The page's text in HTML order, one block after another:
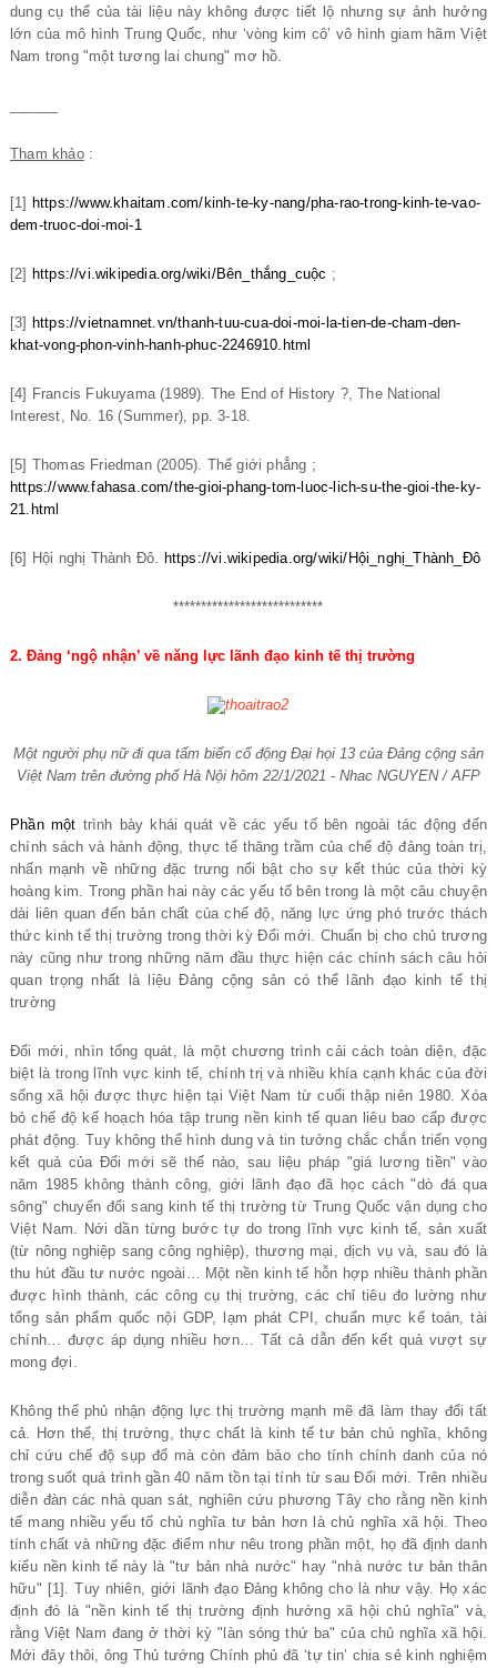
dung cụ thể của tài liệu này không được tiết lộ nhưng sự ảnh hưởng
lớn của mô hình Trung Quốc, như ‘vòng kim cô’ vô hình giam hãm Việt
Nam trong "một tương lai chung" mơ hồ.
Tham khảo:
[1] https://www.khaitam.com/kinh-te-ky-nang/pha-rao-trong-kinh-te-vao-
dem-truoc-doi-moi-1
[2] https://vi.wikipedia.org/wiki/Bên_thắng_cuộc ;
[3] https://vietnamnet.vn/thanh-tuu-cua-doi-moi-la-tien-de-cham-den-
khat-vong-phon-vinh-hanh-phuc-2246910.html
[4] Francis Fukuyama (1989). The End of History ?, The National
Interest, No. 16 (Summer), pp. 3-18.
[5] Thomas Friedman (2005). Thế giới phẳng ;
https://www.fahasa.com/the-gioi-phang-tom-luoc-lich-su-the-gioi-the-ky-
21.html
[6] Hội nghị Thành Đô. https://vi.wikipedia.org/wiki/Hội_nghị_Thành_Đô
***************************
2. Đảng ‘ngộ nhận’ về năng lực lãnh đạo kinh tế thị trường
Một người phụ nữ đi qua tấm biển cổ động Đại họi 13 của Đảng cộng sản
Việt Nam trên đường phố Hà Nội hôm 22/1/2021 - Nhac NGUYEN / AFP
Phần một trình bày khái quát về các yếu tố bên ngoài tác động đến
chính sách và hành động, thực tế thăng trầm của chế độ đảng toàn trị,
nhấn mạnh về những đặc trưng nổi bật cho sự kết thúc của thời kỳ
hoàng kim. Trong phần hai này các yếu tố bên trong là một câu chuyện
dài liên quan đến bản chất của chế độ, năng lực ứng phó trước thách
thức kinh tế thị trường trong thời kỳ Đổi mới. Chuẩn bị cho chủ trương
này cũng như trong những năm đầu thực hiện các chính sách câu hỏi
quan trọng nhất là liệu Đảng cộng sản có thể lãnh đạo kinh tế thị
trường
Đổi mới, nhìn tổng quát, là một chương trình cải cách toàn diện, đặc
biệt là trong lĩnh vực kinh tế, chính trị và nhiều khía cạnh khác của đời
sống xã hội được thực hiện tại Việt Nam từ cuối thập niên 1980. Xóa
bỏ chế độ kế hoạch hóa tập trung nền kinh tế quan liêu bao cấp được
phát động. Tuy không thể hình dung và tin tưởng chắc chắn triển vọng
kết quả của Đổi mới sẽ thế nào, sau liệu pháp "giá lương tiền" vào
năm 1985 không thành công, giới lãnh đạo đã học cách "dò đá qua
sông" chuyển đổi sang kinh tế thị trường từ Trung Quốc vận dụng cho
Việt Nam. Nới dần từng bước tự do trong lĩnh vực kinh tế, sản xuất
(từ nông nghiệp sang công nghiệp), thương mại, dịch vụ và, sau đó là
thu hút đầu tư nước ngoài… Một nền kinh tế hỗn hợp nhiều thành phần
được hình thành, các công cụ thị trường, các chỉ tiêu đo lường như
tổng sản phẩm quốc nội GDP, lạm phát CPI, chuẩn mực kế toán, tài
chính… được áp dụng nhiều hơn… Tất cả dẫn đến kết quả vượt sự
mong đợi.
Không thể phủ nhận động lực thị trường mạnh mẽ đã làm thay đổi tất
cả. Hơn thế, thị trường, thực chất là kinh tế tư bản chủ nghĩa, không
chỉ cứu chế độ sụp đổ mà còn đảm bảo cho tính chính danh của nó
trong suốt quá trình gần 40 năm tồn tại tính từ sau Đổi mới. Trên nhiều
diễn đàn các nhà quan sát, nghiên cứu phương Tây cho rằng nền kinh
tế mang nhiều yếu tố chủ nghĩa tư bản hơn là chủ nghĩa xã hội. Theo
tính chất và những đặc điểm như nêu trong phần một, họ đã định danh
kiểu nền kinh tế này là "tư bản nhà nước" hay "nhà nước tư bản thân
hữu" [1]. Tuy nhiên, giới lãnh đạo Đảng không cho là như vậy. Họ xác
định đó là "nền kinh tế thị trường định hướng xã hội chủ nghĩa" và,
rằng Việt Nam đang ở thời kỳ "làn sóng thứ ba" của chủ nghĩa xã hội.
Mới đây thôi, ông Thủ tướng Chính phủ đã ‘tự tin’ chia sẻ kinh nghiệm